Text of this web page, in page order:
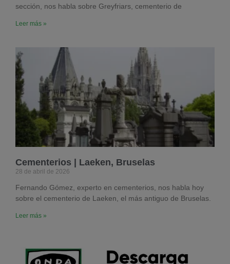
sección, nos habla sobre Greyfriars, cementerio de
Leer más »
Cementerios | Laeken, Bruselas
28 de abril de 2026
Fernando Gómez, experto en cementerios, nos habla hoy
sobre el cementerio de Laeken, el más antiguo de Bruselas.
Leer más »